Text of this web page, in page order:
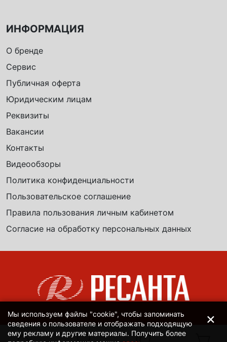
ИНФОРМАЦИЯ
О бренде
Сервис
Публичная оферта
Юридическим лицам
Реквизиты
Вакансии
Контакты
Видеообзоры
Политика конфиденциальности
Пользовательское соглашение
Правила пользования личным кабинетом
Согласие на обработку персональных данных
Мы используем файлы "cookie", чтобы запоминать
сведения о пользователе и отображать подходящую
ему рекламу и другие материалы. Получить более
×